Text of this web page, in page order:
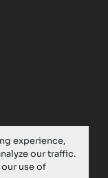
experience,
our traffic.
use of